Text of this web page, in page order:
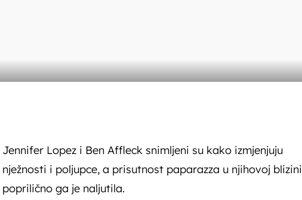
Jennifer Lopez i Ben Affleck snimljeni su kako izmjenjuju
nježnosti i poljupce, a prisutnost paparazza u njihovoj blizini
poprilično ga je naljutila.